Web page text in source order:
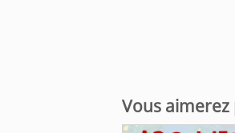
Vous